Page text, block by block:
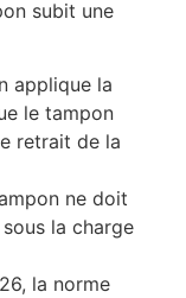
subit une
applique la
le tampon
retrait de la
ne doit
la charge
la norme